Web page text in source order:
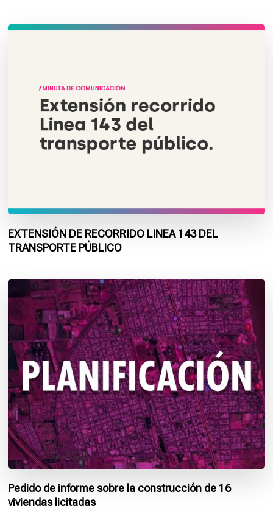
EXTENSIÓN DE RECORRIDO LINEA 143 DEL
TRANSPORTE PÚBLICO
Pedido de informe sobre la construcción de 16
viviendas licitadas